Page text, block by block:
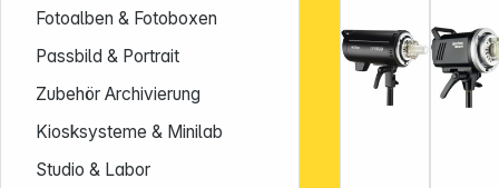
Fotoalben & Fotoboxen
Passbild & Portrait
Zubehör Archivierung
Kiosksysteme & Minilab
Studio & Labor